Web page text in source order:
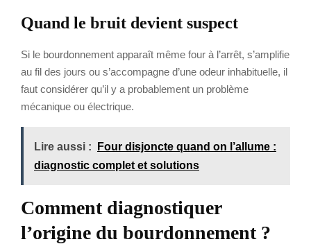
Quand le bruit devient suspect
Si le bourdonnement apparaît même four à l’arrêt, s’amplifie
au fil des jours ou s’accompagne d’une odeur inhabituelle, il
faut considérer qu’il y a probablement un problème
mécanique ou électrique.
Lire aussi :
Four disjoncte quand on l’allume :
diagnostic complet et solutions
Comment diagnostiquer
l’origine du bourdonnement ?